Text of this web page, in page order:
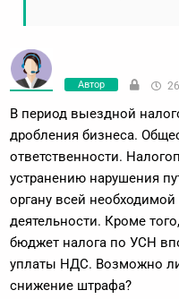
Автор
В период выездной
дробления бизнеса.
ответственности.
устранению нарушения
органу всей
деятельности. Кроме
бюджет налога по УСН
уплаты НДС. Возможно ли
снижение штрафа?